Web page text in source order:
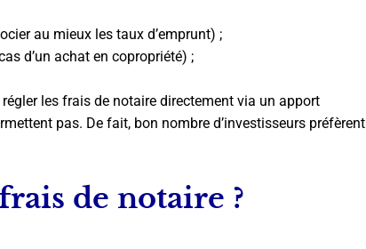
au mieux les taux d’emprunt) ;
d’un achat en copropriété) ;
les frais de notaire directement via un apport
pas. De fait, bon nombre d’investisseurs préfèrent
de notaire ?